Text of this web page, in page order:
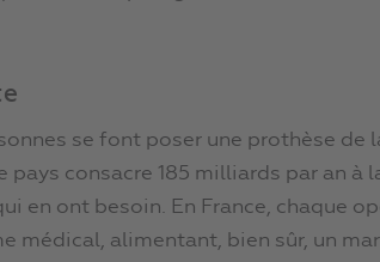
se font poser une prothèse de
pays consacre 185 milliards par an à
en ont besoin. En France, chaque
médical, alimentant, bien sûr, un